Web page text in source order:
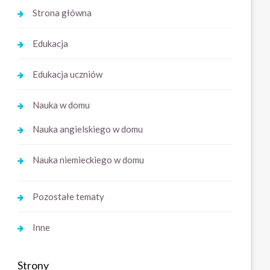
Strona główna
Edukacja
Edukacja uczniów
Nauka w domu
Nauka angielskiego w domu
Nauka niemieckiego w domu
Pozostałe tematy
Inne
Strony